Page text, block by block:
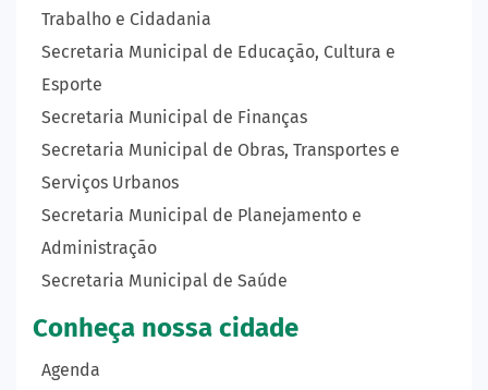
Trabalho e Cidadania
Secretaria Municipal de Educação, Cultura e
Esporte
Secretaria Municipal de Finanças
Secretaria Municipal de Obras, Transportes e
Serviços Urbanos
Secretaria Municipal de Planejamento e
Administração
Secretaria Municipal de Saúde
Conheça nossa cidade
Agenda